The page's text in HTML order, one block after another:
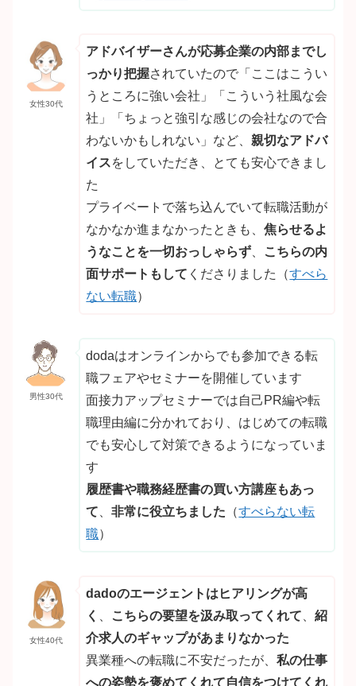
女性30代
アドバイザーさんが応募企業の内部までし
っかり把握されていたので「ここはこうい
うところに強い会社」「こういう社風な会
社」「ちょっと強引な感じの会社なので合
わないかもしれない」など、親切なアドバ
イスをしていただき、とても安心できまし
た
プライベートで落ち込んでいて転職活動が
なかなか進まなかったときも、焦らせるよ
うなことを一切おっしゃらず、 こちらの内
面サポートもして くださりました（すべら
ない転職）
男性30代
dodaはオンラインからでも参加できる転
職フェアやセミナーを開催しています
面接力アップセミナーでは自己PR編や転
職理由編に分かれており、はじめての転職
でも安心して対策できるようになっていま
す
履歴書や職務経歴書の買い方講座もあっ
て 、非常に役立ちました （すべらない転
職）
女性40代
dadoのエージェントはヒアリングが高
く
こちらの要望を汲み取ってくれて 、紹
介求人のギャップがあまりなかった
異業種への転職に不安だったが、私の仕事
への姿勢を褒めてくれて自信をつけてくれ